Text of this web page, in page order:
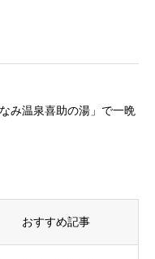
み温泉喜助の湯」で一晩
おすすめ記事